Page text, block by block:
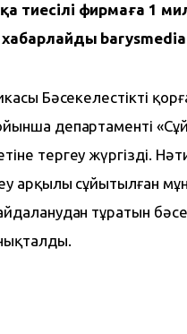
тиесілі фирмаға 1
Бәсекелестікті
департаменті
тергеу жүргізді.
арқылы сұйытылған
тұратын